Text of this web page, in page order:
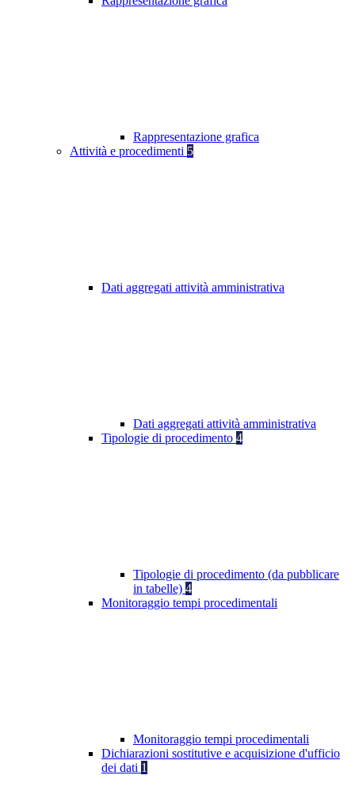
Rappresentazione grafica
Attività e procedimenti 5
Dati aggregati attività amministrativa
Dati aggregati attività amministrativa
Tipologie di procedimento 4
Tipologie di procedimento (da pubblicare
in tabelle) 4
Monitoraggio tempi procedimentali
Monitoraggio tempi procedimentali
Dichiarazioni sostitutive e acquisizione d'ufficio
dei dati 1